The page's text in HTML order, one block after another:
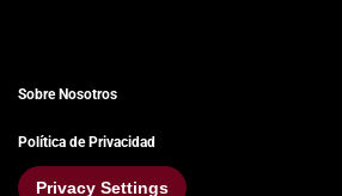
Sobre Nosotros
Política de Privacidad
Privacy Settings